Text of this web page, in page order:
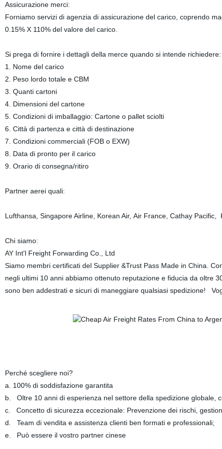
Assicurazione merci:
Forniamo servizi di agenzia di assicurazione del carico, coprendo
0.15% X 110% del valore del carico.
Si prega di fornire i dettagli della merce quando si intende
1. Nome del carico
2. Peso lordo totale e CBM
3. Quanti cartoni
4. Dimensioni del cartone
5. Condizioni di imballaggio: Cartone o pallet sciolti
6. Città di partenza e città di destinazione
7. Condizioni commerciali (FOB o EXW)
8. Data di pronto per il carico
9. Orario di consegna/ritiro
Partner aerei quali:
Lufthansa, Singapore Airline, Korean Air, Air France, Cathay Pacific,
Chi siamo:
AY Int'l Freight Forwarding Co., Ltd
Siamo membri certificati del Supplier &Trust Pass Made in China.
negli ultimi 10 anni abbiamo ottenuto reputazione e fiducia da oltre
sono ben addestrati e sicuri di maneggiare qualsiasi spedizione!
Perché scegliere noi?
a. 100% di soddisfazione garantita
b. Oltre 10 anni di esperienza nel settore della spedizione
c. Concetto di sicurezza eccezionale: Prevenzione dei rischi,
d. Team di vendita e assistenza clienti ben formati e professionali;
e. Può essere il vostro partner cinese